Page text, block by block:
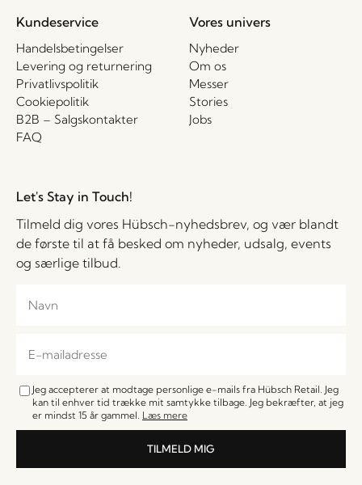
Kundeservice
Handelsbetingelser
Levering og returnering
Privatlivspolitik
Cookiepolitik
B2B – Salgskontakter
FAQ
Vores univers
Nyheder
Om os
Messer
Stories
Jobs
Let's Stay in Touch!
Tilmeld dig vores Hübsch-nyhedsbrev, og vær blandt
de første til at få besked om nyheder, udsalg, events
og særlige tilbud.
Jeg accepterer at modtage personlige e-mails fra Hübsch Retail. Jeg
kan til enhver tid trække mit samtykke tilbage. Jeg bekræfter, at jeg
er mindst 15 år gammel. Læs mere
TILMELD MIG